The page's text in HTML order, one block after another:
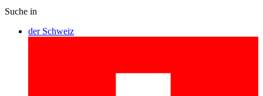
Suche in
der Schweiz